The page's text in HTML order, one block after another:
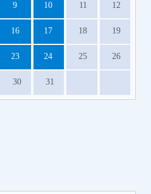
9 10 11 12
16 17 18 19
23 24 25 26
30 31